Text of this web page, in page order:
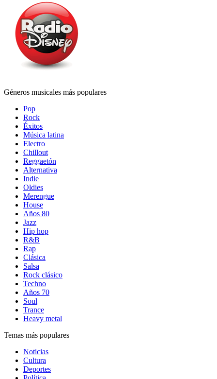
Géneros musicales más populares
Pop
Rock
Éxitos
Música latina
Electro
Chillout
Reggaetón
Alternativa
Indie
Oldies
Merengue
House
Años 80
Jazz
Hip hop
R&B
Rap
Clásica
Salsa
Rock clásico
Techno
Años 70
Soul
Trance
Heavy metal
Temas más populares
Noticias
Cultura
Deportes